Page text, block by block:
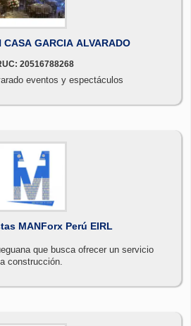
CASA GARCIA ALVARADO
20516788268
eventos y espectáculos
MANForx Perú EIRL
busca ofrecer un servicio
construcción.